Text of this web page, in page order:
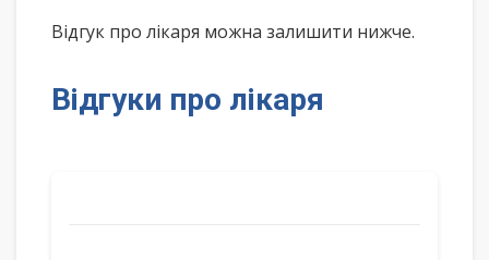
Відгук про лікаря можна залишити нижче.
Відгуки про лікаря